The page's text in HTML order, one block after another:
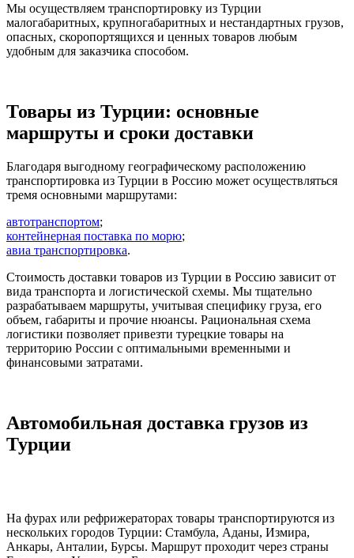
Мы осуществляем транспортировку из Турции
малогабаритных, крупногабаритных и нестандартных грузов,
опасных, скоропортящихся и ценных товаров любым
удобным для заказчика способом.
Товары из Турции: основные
маршруты и сроки доставки
Благодаря выгодному географическому расположению
транспортировка из Турции в Россию может осуществляться
тремя основными маршрутами:
автотранспортом;
контейнерная поставка по морю;
авиа транспортировка.
Стоимость доставки товаров из Турции в Россию зависит от
вида транспорта и логистической схемы. Мы тщательно
разрабатываем маршруты, учитывая специфику груза, его
объем, габариты и прочие нюансы. Рациональная схема
логистики позволяет привезти турецкие товары на
территорию России с оптимальными временными и
финансовыми затратами.
Автомобильная доставка грузов из
Турции
На фурах или рефрижераторах товары транспортируются из
нескольких городов Турции: Стамбула, Аданы, Измира,
Анкары, Анталии, Бурсы. Маршрут проходит через страны